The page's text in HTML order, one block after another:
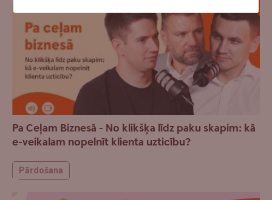
Pa Ceļam Biznesā - No klikšķa līdz paku skapim: kā
e-veikalam nopelnīt klienta uzticību?
Pārdošana